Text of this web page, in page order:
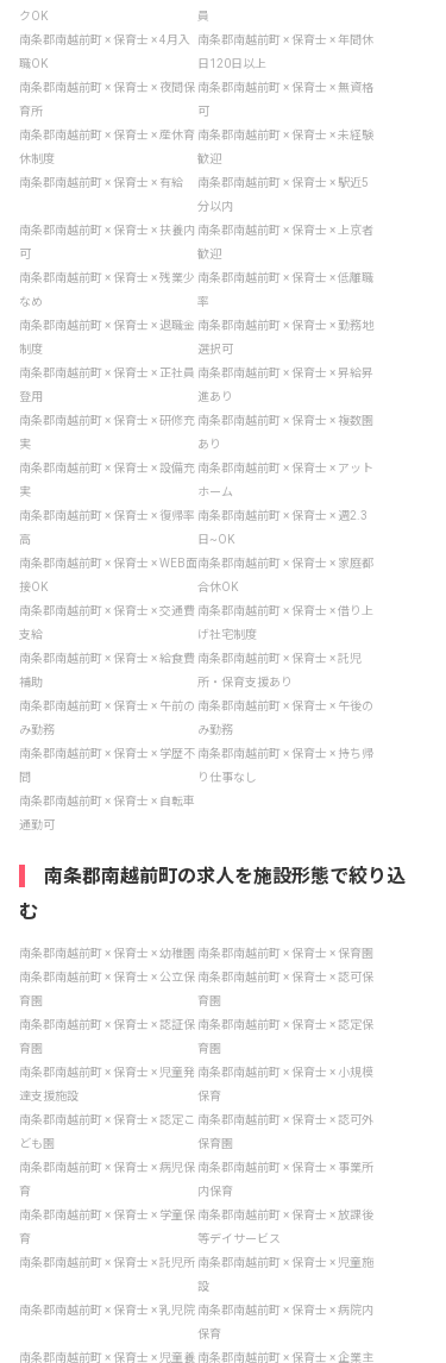
クOK
員
南条郡南越前町 × 保育士 × 4月入
職OK
南条郡南越前町 × 保育士 × 年間休
日120日以上
南条郡南越前町 × 保育士 × 夜間保
育所
南条郡南越前町 × 保育士 × 無資格
可
南条郡南越前町 × 保育士 × 産休育
休制度
南条郡南越前町 × 保育士 × 未経験
歓迎
南条郡南越前町 × 保育士 × 有給
南条郡南越前町 × 保育士 × 駅近5
分以内
南条郡南越前町 × 保育士 × 扶養内
可
南条郡南越前町 × 保育士 × 上京者
歓迎
南条郡南越前町 × 保育士 × 残業少
なめ
南条郡南越前町 × 保育士 × 低離職
率
南条郡南越前町 × 保育士 × 退職金
制度
南条郡南越前町 × 保育士 × 勤務地
選択可
南条郡南越前町 × 保育士 × 正社員
登用
南条郡南越前町 × 保育士 × 昇給昇
進あり
南条郡南越前町 × 保育士 × 研修充
実
南条郡南越前町 × 保育士 × 複数園
あり
南条郡南越前町 × 保育士 × 設備充
実
南条郡南越前町 × 保育士 × アット
ホーム
南条郡南越前町 × 保育士 × 復帰率
高
南条郡南越前町 × 保育士 × 週2.3
日~OK
南条郡南越前町 × 保育士 × WEB面
接OK
南条郡南越前町 × 保育士 × 家庭都
合休OK
南条郡南越前町 × 保育士 × 交通費
支給
南条郡南越前町 × 保育士 × 借り上
げ社宅制度
南条郡南越前町 × 保育士 × 給食費
補助
南条郡南越前町 × 保育士 × 託児
所・保育支援あり
南条郡南越前町 × 保育士 × 午前の
み勤務
南条郡南越前町 × 保育士 × 午後の
み勤務
南条郡南越前町 × 保育士 × 学歴不
問
南条郡南越前町 × 保育士 × 持ち帰
り仕事なし
南条郡南越前町 × 保育士 × 自転車
通勤可
南条郡南越前町の求人を施設形態で絞り込
む
南条郡南越前町 × 保育士 × 幼稚園 南条郡南越前町 × 保育士 × 保育園
南条郡南越前町 × 保育士 × 公立保
育園
南条郡南越前町 × 保育士 × 認可保
育園
南条郡南越前町 × 保育士 × 認証保
育園
南条郡南越前町 × 保育士 × 認定保
育園
南条郡南越前町 × 保育士 × 児童発
達支援施設
南条郡南越前町 × 保育士 × 小規模
保育
南条郡南越前町 × 保育士 × 認定こ
ども園
南条郡南越前町 × 保育士 × 認可外
保育園
南条郡南越前町 × 保育士 × 病児保
育
南条郡南越前町 × 保育士 × 事業所
内保育
南条郡南越前町 × 保育士 × 学童保
育
南条郡南越前町 × 保育士 × 放課後
等デイサービス
南条郡南越前町 × 保育士 × 託児所 南条郡南越前町 × 保育士 × 児童施
設
南条郡南越前町 × 保育士 × 乳児院 南条郡南越前町 × 保育士 × 病院内
保育
南条郡南越前町 × 保育士 × 児童養 南条郡南越前町 × 保育士 × 企業主